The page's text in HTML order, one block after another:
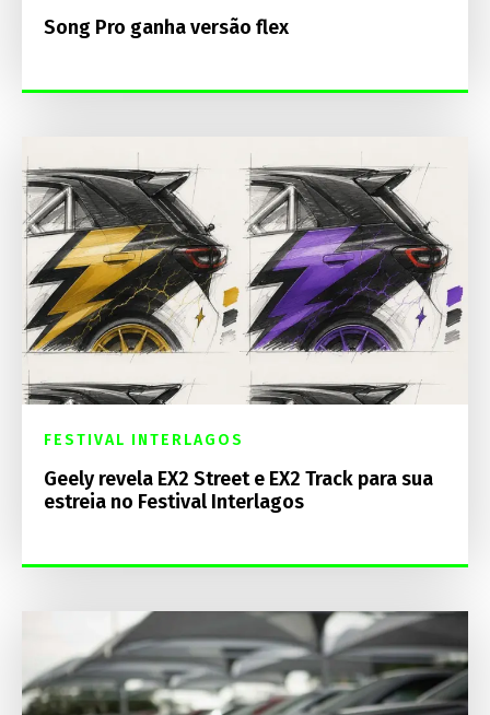
Song Pro ganha versão flex
FESTIVAL INTERLAGOS
Geely revela EX2 Street e EX2 Track para sua
estreia no Festival Interlagos